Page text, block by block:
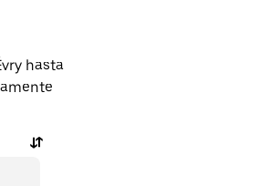
hasta